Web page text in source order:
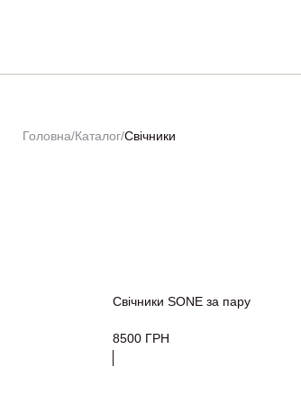
Головна/Каталог/Свічники
Свічники SONE за пару
8500 ГРН